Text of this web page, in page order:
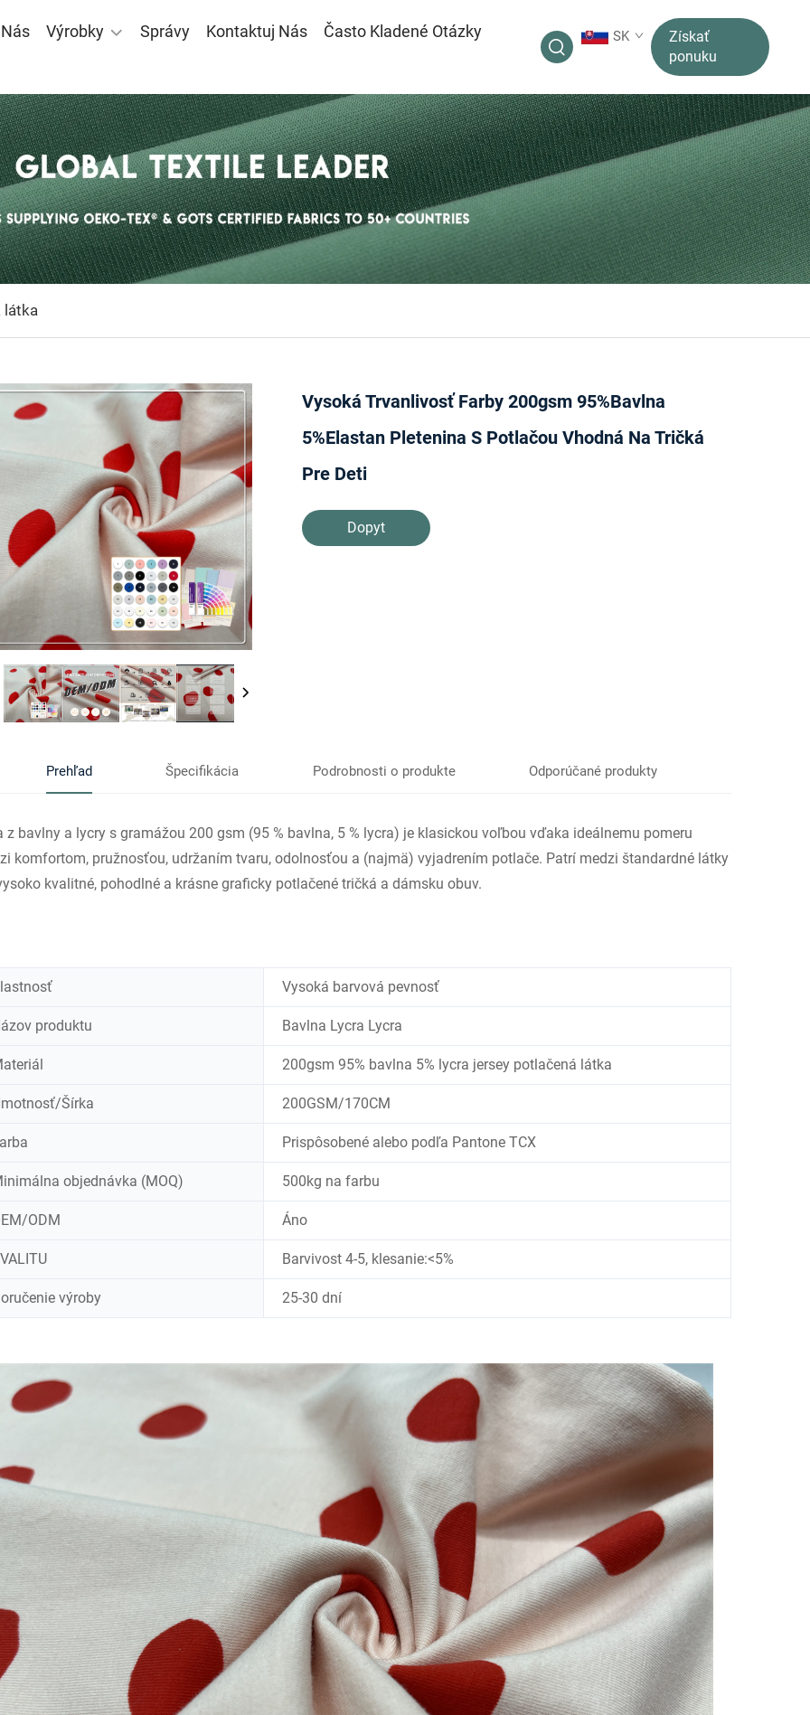
Výrobky Správy Kontaktuj Nás Často Kladené Otázky SK
Získať
ponuku
látka
Vysoká Trvanlivosť Farby 200gsm 95%Bavlna
5%Elastan Pletenina S Potlačou Vhodná Na Tričká
Pre Deti
Dopyt
Prehľad Špecifikácia Podrobnosti o produkte Odporúčané produkty
z bavlny a lycry s gramážou 200 gsm (95 % bavlna, 5 % lycra) je klasickou voľbou vďaka ideálnemu pomeru
komfortom, pružnosťou, udržaním tvaru, odolnosťou a (najmä) vyjadrením potlače. Patrí medzi štandardné látky
kvalitné, pohodlné a krásne graficky potlačené tričká a dámsku obuv.
Vysoká barvová pevnosť
produktu Bavlna Lycra Lycra
200gsm 95% bavlna 5% lycra jersey potlačená látka
Šírka 200GSM/170CM
Prispôsobené alebo podľa Pantone TCX
objednávka (MOQ) 500kg na farbu
ODM Áno
Barvivost 4-5, klesanie:<5%
výroby 25-30 dní